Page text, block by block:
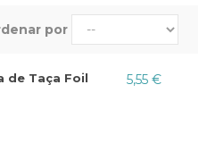
por
de Taça Foil
5,55 €